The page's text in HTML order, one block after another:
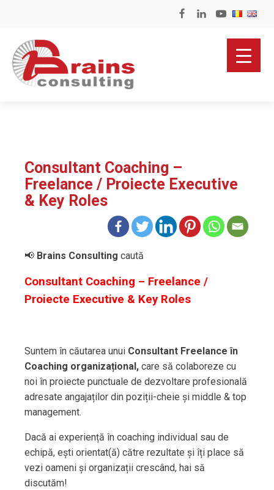
Consultant Coaching –
Freelance / Proiecte Executive
& Key Roles
📢 Brains Consulting caută
Consultant Coaching – Freelance /
Proiecte Executive & Key Roles
Suntem în căutarea unui Consultant Freelance în
Coaching organizațional, care să colaboreze cu
noi în proiecte punctuale de dezvoltare profesională
adresate angajaților din poziții-cheie și middle & top
management.
Dacă ai experiență în coaching individual sau de
echipă, ești orientat(ă) către rezultate și îți place să
vezi oameni și organizații crescând, hai să
discutăm!